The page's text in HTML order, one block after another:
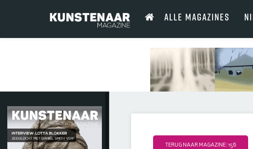
ALLE MAGAZINES
TERUG NAAR MAGAZINE: 156